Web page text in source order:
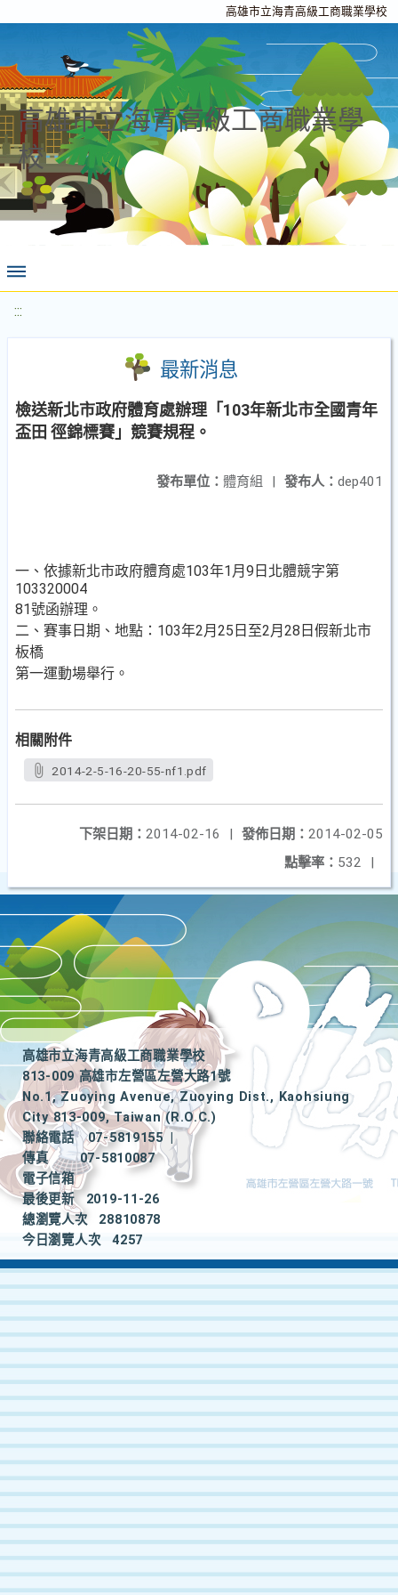
高雄市立海青高級工商職業學校
高雄市立海青高級工商職業學
校
:::
最新消息
檢送新北市政府體育處辦理「103年新北市全國青年
盃田 徑錦標賽」競賽規程。
發布人： dep401
發布單位： 體育組 |
一、依據新北市政府體育處103年1月9日北體競字第
103320004
81號函辦理。
二、賽事日期、地點：103年2月25日至2月28日假新北市
板橋
第一運動場舉行。
相關附件
2014-2-5-16-20-55-nf1.pdf
發佈日期： 2014-02-05
下架日期： 2014-02-16
|
點擊率： 532 |
高雄市立海青高級工商職業學校
813-009 高雄市左營區左營大路1號
No.1, Zuoying Avenue, Zuoying Dist., Kaohsiung
City 813-009, Taiwan (R.O.C.)
聯絡電話
07-5819155
|
傳真
07-5810087
電子信箱
最後更新
2019-11-26
總瀏覽人次
28810878
今日瀏覽人次
4257